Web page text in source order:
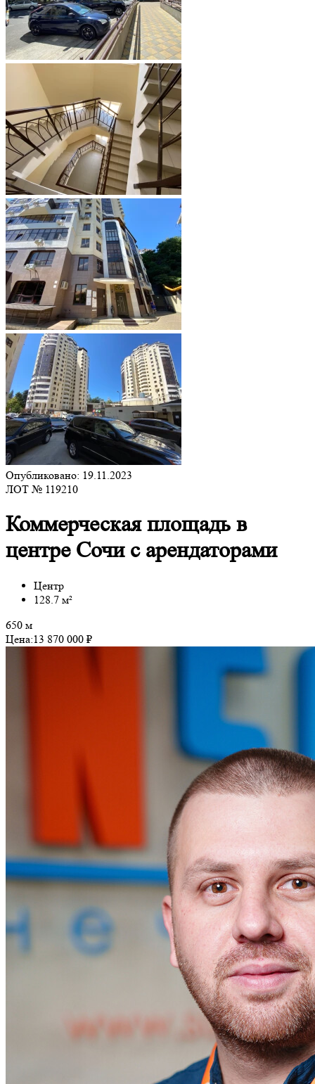
Опубликовано: 19.11.2023
ЛОТ № 119210
Коммерческая площадь в
центре Сочи с арендаторами
Центр
128.7 м²
650 м
Цена:13 870 000 ₽